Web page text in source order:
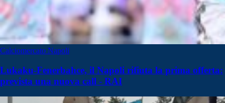
Calciomercato Napoli
Lukaku-Fenerbahce, il Napoli rifiuta la prima offerta:
prevista una nuova call - RAI